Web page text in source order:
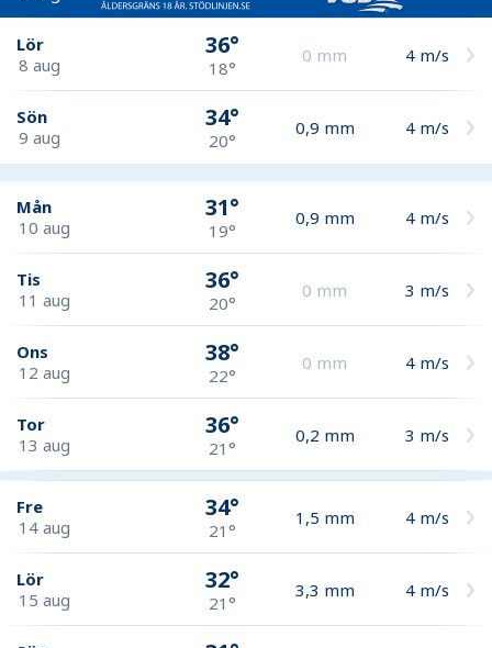
Lör
8 aug
36°
18°
0 mm 4 m/s
Sön
9 aug
34°
20°
0,9 mm 4 m/s
Mån
10 aug
31°
19°
0,9 mm 4 m/s
Tis
11 aug
36°
20°
0 mm 3 m/s
Ons
12 aug
38°
22°
0 mm 4 m/s
Tor
13 aug
36°
21°
0,2 mm 3 m/s
Fre
14 aug
34°
21°
1,5 mm 4 m/s
Lör
15 aug
32°
21°
3,3 mm 4 m/s